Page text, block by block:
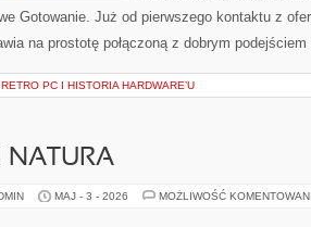
Gotowanie. Już od pierwszego kontaktu z
na prostotę połączoną z dobrym
RETRO PC I HISTORIA HARDWARE’U
NATURA
MAJ - 3 - 2026 MOŻLIWOŚĆ